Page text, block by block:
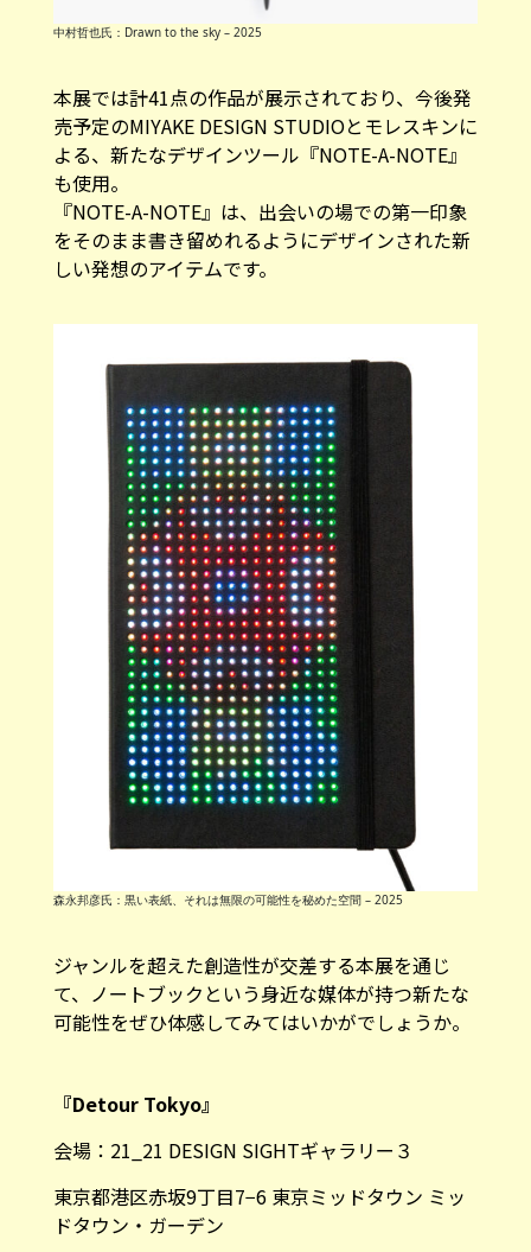
中村哲也氏：Drawn to the sky – 2025
本展では計41点の作品が展示されており、今後発
売予定のMIYAKE DESIGN STUDIOとモレスキンに
よる、新たなデザインツール『NOTE-A-NOTE』
も使用。
『NOTE-A-NOTE』は、出会いの場での第一印象
をそのまま書き留めれるようにデザインされた新
しい発想のアイテムです。
森永邦彦氏：黒い表紙、それは無限の可能性を秘めた空間 – 2025
ジャンルを超えた創造性が交差する本展を通じ
て、ノートブックという身近な媒体が持つ新たな
可能性をぜひ体感してみてはいかがでしょうか。
『Detour Tokyo』
会場：21_21 DESIGN SIGHTギャラリー３
東京都港区赤坂9丁目7−6 東京ミッドタウン ミッ
ドタウン・ガーデン